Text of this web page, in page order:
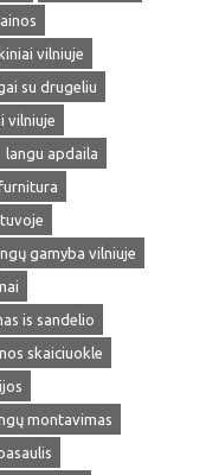
vilniuje
su drugeliu
vilniuje
langu apdaila
gamyba vilniuje
is sandelio
skaiciuokle
montavimas